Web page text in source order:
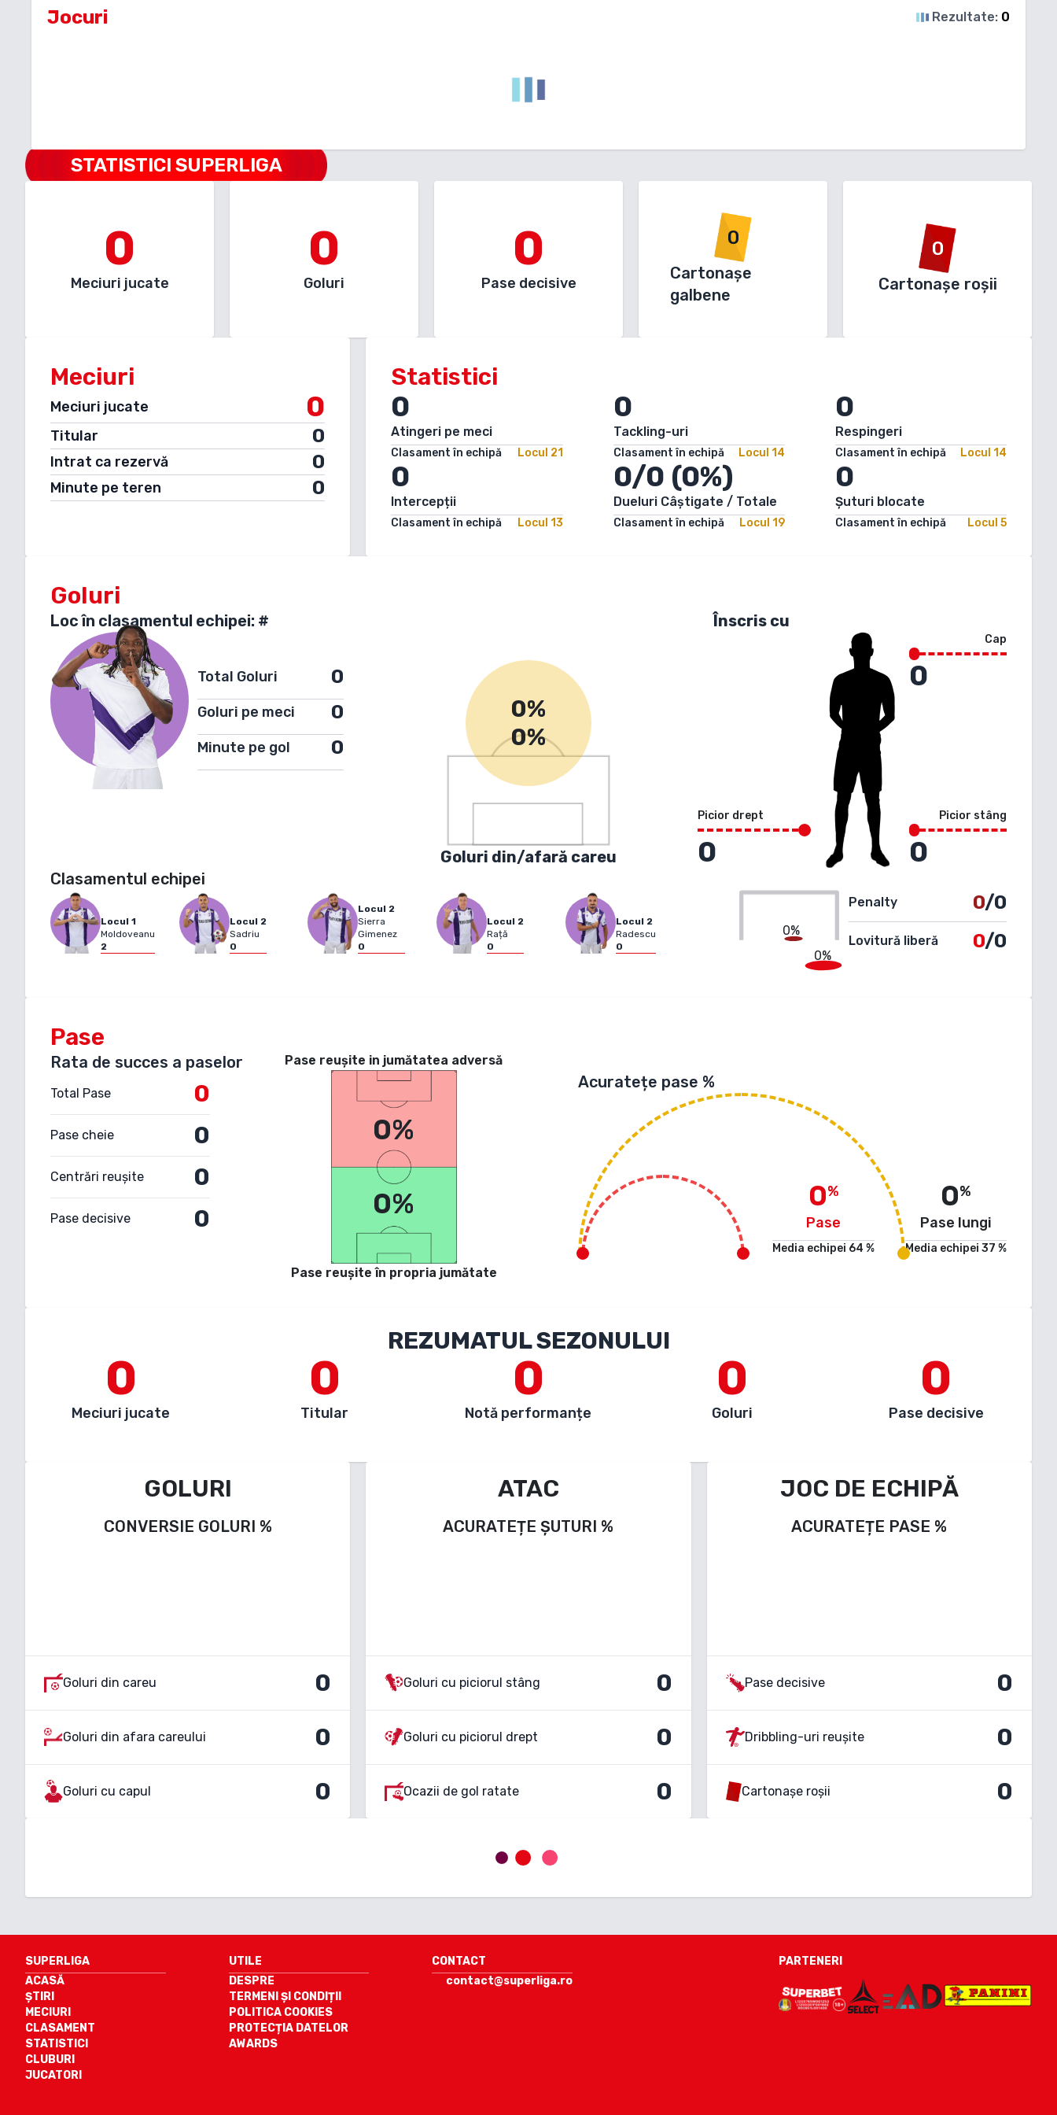
Jocuri Rezultate: 0
STATISTICI SUPERLIGA
0
Meciuri jucate
0
Goluri
0
Pase decisive
0
Cartonașe
galbene
0
Cartonașe roșii
Meciuri
Meciuri jucate 0
Titular 0
Intrat ca rezervă 0
Minute pe teren 0
Statistici
0
Atingeri pe meci
Clasament în echipă Locul 21
0
Tackling-uri
Clasament în echipă Locul 14
0
Respingeri
Clasament în echipă Locul 14
0
Intercepții
Clasament în echipă Locul 13
0/0 (0%)
Dueluri Câștigate / Totale
Clasament în echipă Locul 19
0
Șuturi blocate
Clasament în echipă Locul 5
Goluri
Loc în clasamentul echipei: #
Total Goluri 0
Goluri pe meci 0
Minute pe gol 0
0%
0%
Goluri din/afară careu
Înscris cu
Picior drept
0
Cap
0
Picior stâng
0
Clasamentul echipei
Locul 1
Moldoveanu
2
Locul 2
Sadriu
0
Locul 2
Sierra
Gimenez
0
Locul 2
Rață
0
Locul 2
Radescu
0
0%
0%
Penalty 0/0
Lovitură liberă 0/0
Pase
Rata de succes a paselor
Total Pase 0
Pase cheie 0
Centrări reușite 0
Pase decisive 0
Pase reușite in jumătatea adversă
0%
0%
Pase reușite în propria jumătate
Acuratețe pase %
0%
Pase
Media echipei 64 %
0%
Pase lungi
Media echipei 37 %
REZUMATUL SEZONULUI
0
Meciuri jucate
0
Titular
0
Notă performanțe
0
Goluri
0
Pase decisive
GOLURI
CONVERSIE GOLURI %
Goluri din careu 0
Goluri din afara careului 0
Goluri cu capul 0
ATAC
ACURATEȚE ȘUTURI %
Goluri cu piciorul stâng 0
Goluri cu piciorul drept 0
Ocazii de gol ratate 0
JOC DE ECHIPĂ
ACURATEȚE PASE %
Pase decisive 0
Dribbling-uri reușite 0
Cartonașe roșii 0
SUPERLIGA
ACASĂ
ȘTIRI
MECIURI
CLASAMENT
STATISTICI
CLUBURI
JUCATORI
UTILE
DESPRE
TERMENI ȘI CONDIȚII
POLITICA COOKIES
PROTECȚIA DATELOR
AWARDS
CONTACT
contact@superliga.ro
PARTENERI